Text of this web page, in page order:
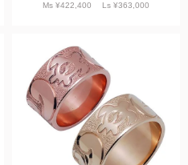
Ms ¥422,400 Ls ¥363,000